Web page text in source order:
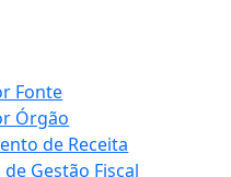
Fonte
Órgão
de Receita
Gestão Fiscal